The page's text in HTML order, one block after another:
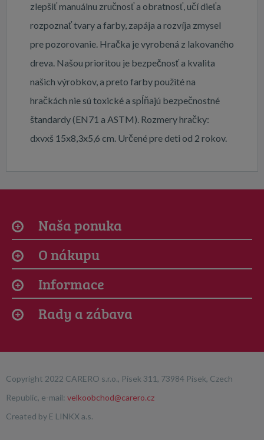
zlepšiť manuálnu zručnosť a obratnosť, učí dieťa
rozpoznať tvary a farby, zapája a rozvíja zmysel
pre pozorovanie. Hračka je vyrobená z lakovaného
dreva. Našou prioritou je bezpečnosť a kvalita
našich výrobkov, a preto farby použité na
hračkách nie sú toxické a spĺňajú bezpečnostné
štandardy (EN71 a ASTM). Rozmery hračky:
dxvxš 15x8,3x5,6 cm. Určené pre deti od 2 rokov.
Naša ponuka
O nákupu
Informace
Rady a zábava
Copyright 2022 CARERO s.r.o., Písek 311, 73984 Písek, Czech
Republic, e-mail: velkoobchod@carero.cz
Created by E LINKX a.s.